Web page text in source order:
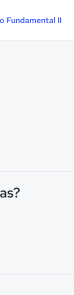
Fundamental II